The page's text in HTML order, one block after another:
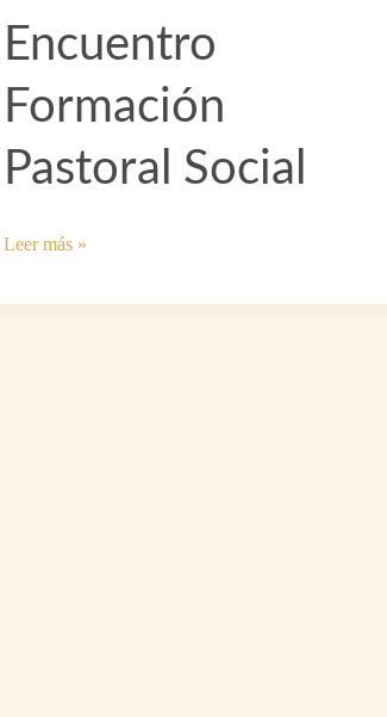
Encuentro
Formación
Pastoral Social
Encuentro
Pastoral
Leer más »